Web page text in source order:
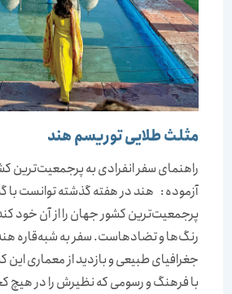
مثلث طلایی توریسم هند
راهنمای سفر انفرادی به پرجمعیت‏‏‌ترین
آزموده : هند در هفته گذشته توانست با گذر
پرجمعیت‌‌‌ترین کشور جهان را از آن خود
رنگ‌ها و تضادهاست. سفر به شبه‌قاره هند
جغرافیای طبیعی و بازدید از معماری این
با فرهنگ و رسومی که نظیرش را در هیچ